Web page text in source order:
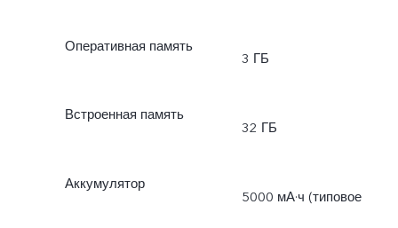
Оперативная память
3 ГБ
Встроенная память
32 ГБ
Аккумулятор
5000 мА·ч (типовое